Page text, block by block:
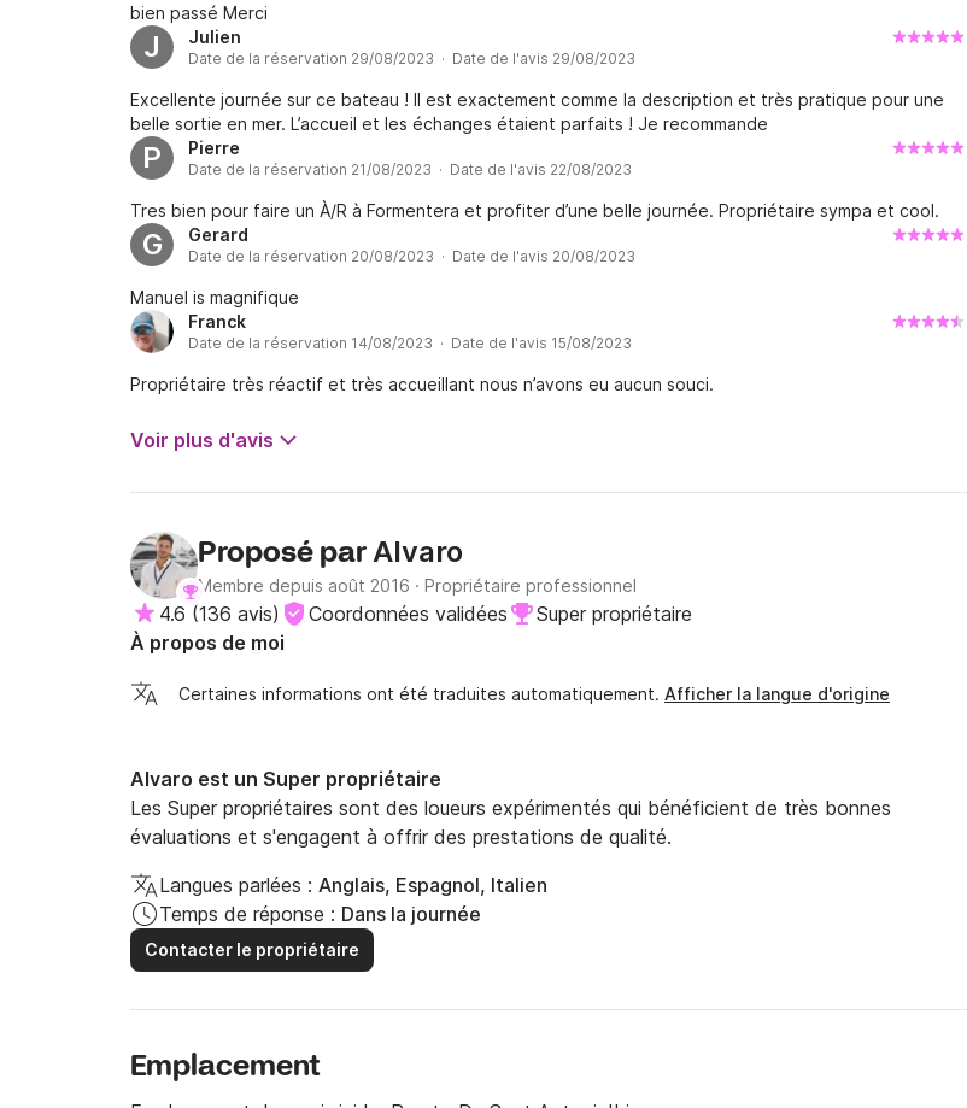
bien passé Merci
J Julien
Date de la réservation 29/08/2023 · Date de l'avis 29/08/2023
Excellente journée sur ce bateau ! Il est exactement comme la description et très pratique pour une
belle sortie en mer. L’accueil et les échanges étaient parfaits ! Je recommande
P Pierre
Date de la réservation 21/08/2023 · Date de l'avis 22/08/2023
Tres bien pour faire un À/R à Formentera et profiter d’une belle journée. Propriétaire sympa et cool.
G Gerard
Date de la réservation 20/08/2023 · Date de l'avis 20/08/2023
Manuel is magnifique
Franck
Date de la réservation 14/08/2023 · Date de l'avis 15/08/2023
Propriétaire très réactif et très accueillant nous n’avons eu aucun souci.
Voir plus d'avis
Proposé parAlvaro
Membre depuis août 2016 · Propriétaire professionnel
4.6 (136 avis) Coordonnées validées
Super propriétaire
À propos de moi
Certaines informations ont été traduites automatiquement. Afficher la langue d'origine
Alvaro est un Super propriétaire
Les Super propriétaires sont des loueurs expérimentés qui bénéficient de très bonnes
évaluations et s'engagent à offrir des prestations de qualité.
Langues parlées : Anglais, Espagnol, Italien
Temps de réponse : Dans la journée
Contacter le propriétaire
Emplacement